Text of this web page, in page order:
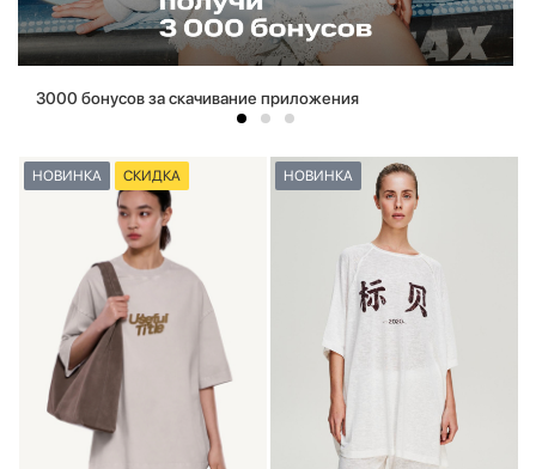
3000 бонусов за скачивание приложения
НОВИНКА СКИДКА НОВИНКА